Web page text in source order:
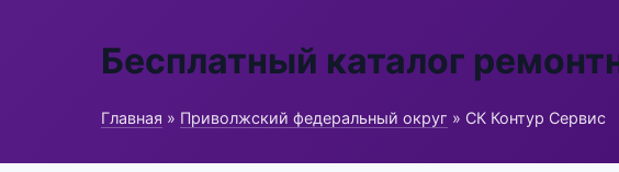
Бесплатный каталог
Главная » Приволжский федеральный округ » СК Контур Сервис